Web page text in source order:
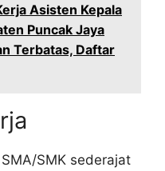
Asisten Kepala
Puncak Jaya
Terbatas, Daftar
SMK sederajat